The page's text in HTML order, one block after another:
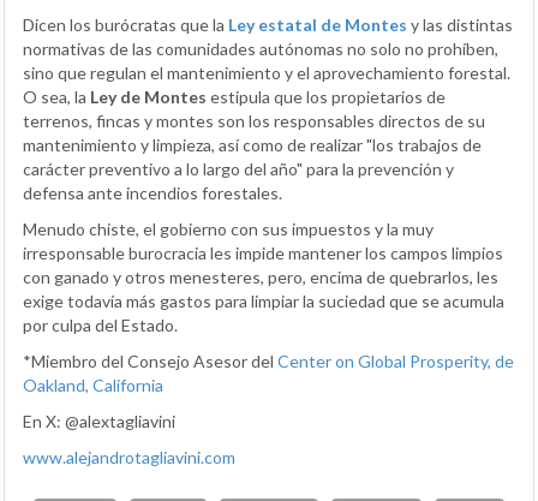
Dicen los burócratas que la Ley estatal de Montes y las distintas
normativas de las comunidades autónomas no solo no prohíben,
sino que regulan el mantenimiento y el aprovechamiento forestal.
O sea, la Ley de Montes estipula que los propietarios de
terrenos, fincas y montes son los responsables directos de su
mantenimiento y limpieza, así como de realizar "los trabajos de
carácter preventivo a lo largo del año" para la prevención y
defensa ante incendios forestales.
Menudo chiste, el gobierno con sus impuestos y la muy
irresponsable burocracia les impide mantener los campos limpios
con ganado y otros menesteres, pero, encima de quebrarlos, les
exige todavía más gastos para limpiar la suciedad que se acumula
por culpa del Estado.
*Miembro del Consejo Asesor del Center on Global Prosperity, de
Oakland, California
En X: @alextagliavini
www.alejandrotagliavini.com